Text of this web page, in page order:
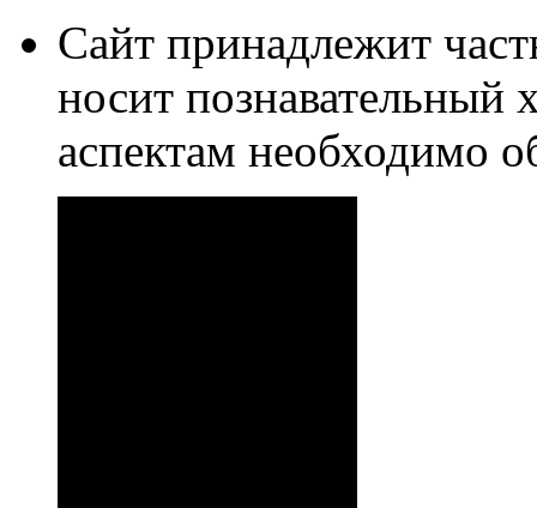
Сайт принадлежит
носит познавательный
аспектам необходимо